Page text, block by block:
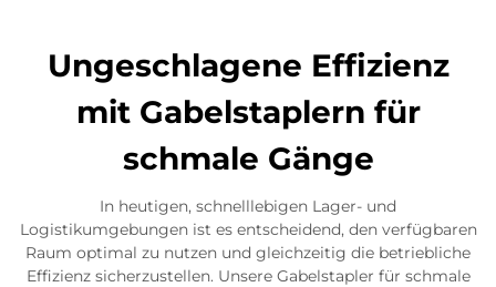
Ungeschlagene Effizienz
mit Gabelstaplern für
schmale Gänge
In heutigen, schnelllebigen Lager- und
Logistikumgebungen ist es entscheidend, den verfügbaren
Raum optimal zu nutzen und gleichzeitig die betriebliche
Effizienz sicherzustellen. Unsere Gabelstapler für schmale